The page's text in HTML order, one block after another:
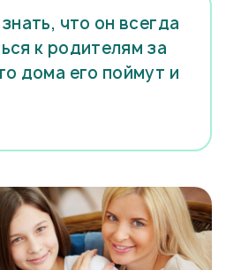
что он всегда
к родителям за
дома его поймут и